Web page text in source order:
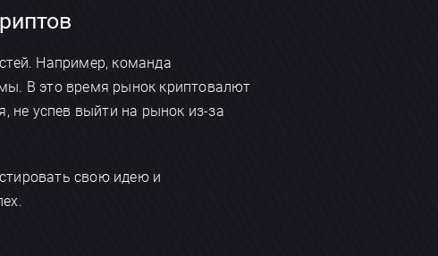
Например, команда
В это время рынок криптовалют
не успев выйти на рынок из-за
свою идею и